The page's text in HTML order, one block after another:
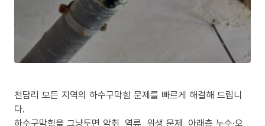
천담리 모든 지역의 하수구막힘 문제를 빠르게 해결해 드립니
다.
하수구막힘을 그냥두면 악취, 역류, 위생 문제, 아래층 누수·오